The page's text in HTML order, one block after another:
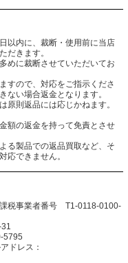
以内に、裁断・使用前に当店
だきます。
めに裁断させていただいてお
すので、対応をご指示くださ
い場合返金となります。
原則返品には応じかねます。
額の返金を持って免責とさせ
る製品での返品買取など、そ
応できません。
税事業者番号 T1-0118-0100-
5795
ドレス：